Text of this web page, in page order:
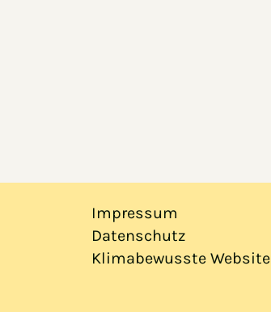
Impressum
Datenschutz
Klimabewusste Website